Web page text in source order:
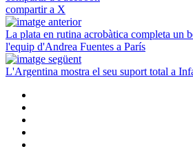
compartir a X
La plata en rutina acrobàtica completa un
l'equip d'Andrea Fuentes a París
L'Argentina mostra el seu suport total a